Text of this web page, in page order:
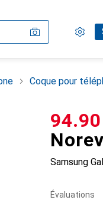
Listes
Listes
Panier
Coque pour
Samsung
CHF
94.90
Évaluations